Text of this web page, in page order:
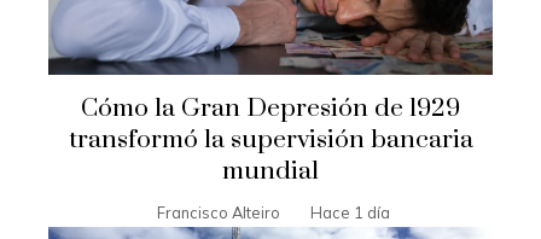
Cómo la Gran Depresión de 1929
transformó la supervisión bancaria
mundial
Francisco Alteiro Hace 1 día